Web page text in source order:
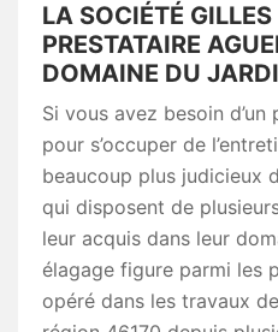
LA SOCIÉTÉ
PRESTATAIRE
DOMAINE DU
Si vous avez besoin
pour s’occuper de
beaucoup plus judicieux
qui disposent de
leur acquis dans leur
élagage figure parmi les
opéré dans les travaux